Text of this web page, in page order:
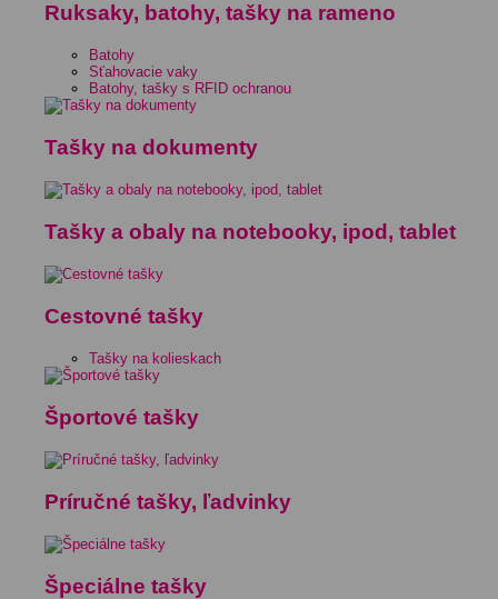
Ruksaky, batohy, tašky na rameno
Batohy
Sťahovacie vaky
Batohy, tašky s RFID ochranou
Tašky na dokumenty
Tašky a obaly na notebooky, ipod, tablet
Cestovné tašky
Tašky na kolieskach
Športové tašky
Príručné tašky, ľadvinky
Špeciálne tašky